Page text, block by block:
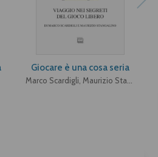
Giocare è una cosa seria